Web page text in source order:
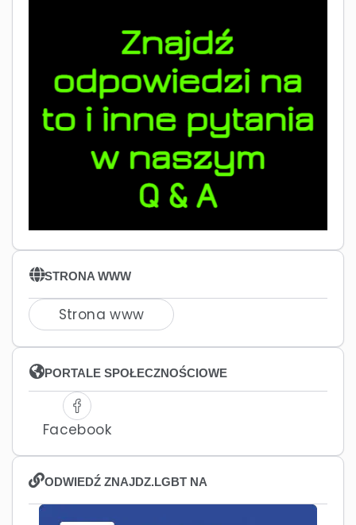
STRONA WWW
Strona www
PORTALE SPOŁECZNOŚCIOWE
Facebook
ODWIEDŹ ZNAJDZ.LGBT NA